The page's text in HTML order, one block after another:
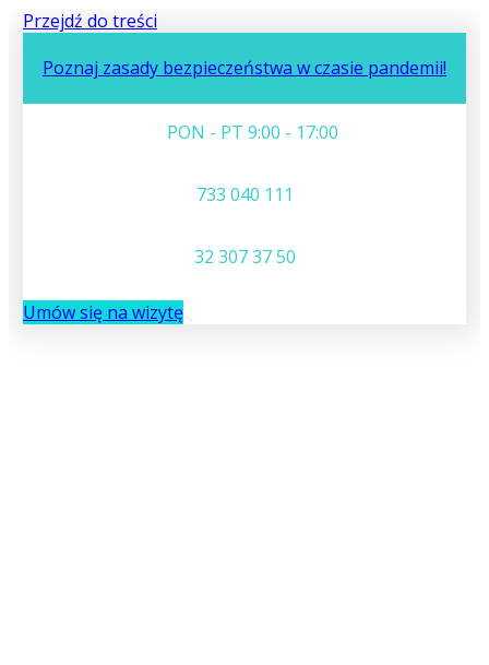
Przejdź do treści
Poznaj zasady bezpieczeństwa w czasie pandemii!
PON - PT 9:00 - 17:00
733 040 111
32 307 37 50
Umów się na wizytę